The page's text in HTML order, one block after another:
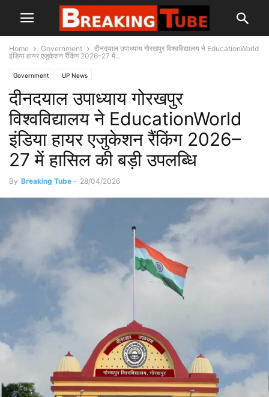
Home Government
दीनदयाल उपाध्याय गोरखपुर विश्वविद्यालय ने EducationWorld
इंडिया हायर एजुकेशन रैंकिंग 2026–27 में...
Government UP News
दीनदयाल उपाध्याय गोरखपुर
विश्वविद्यालय ने EducationWorld
इंडिया हायर एजुकेशन रैंकिंग 2026–
27 में हासिल की बड़ी उपलब्धि
By Breaking Tube - 28/04/2026